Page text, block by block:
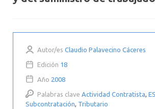
Autor/es Claudio Palavecino Cáceres
Edición 18
Año 2008
Palabras clave Actividad Contratista
Subcontratación Tributario